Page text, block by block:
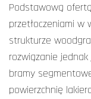
Podstawową
przetłoczeniami w
strukturze
rozwiązanie
bramy
powierzchnię